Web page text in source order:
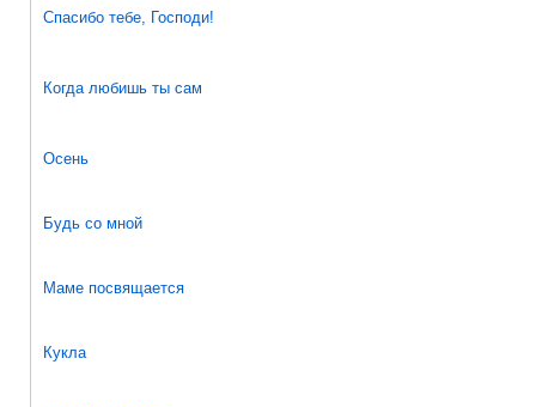
Спасибо тебе, Господи!
Когда любишь ты сам
Осень
Будь со мной
Маме посвящается
Кукла